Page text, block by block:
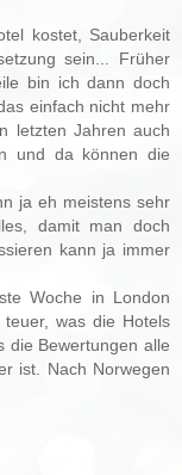
kostet, Sauberkeit
sein... Früher
bin ich dann doch
einfach nicht mehr
letzten Jahren auch
und da können die
ja eh meistens sehr
damit man doch
kann ja immer
Woche in London
was die Hotels
die Bewertungen alle
ist. Nach Norwegen